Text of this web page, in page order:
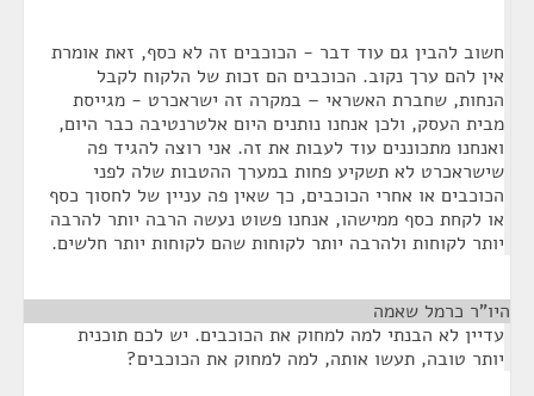
חשוב להבין גם עוד דבר - הכוכבים זה לא כסף, זאת אומרת
אין להם ערך נקוב. הכוכבים הם זכות של הלקוח לקבל
הנחות, שחברת האשראי – במקרה זה ישראכרט - מגייסת
מבית העסק, ולכן אנחנו נותנים היום אלטרנטיבה כבר היום,
ואנחנו מתכוננים עוד לעבות את זה. אני רוצה להגיד פה
שישראכרט לא תשקיע פחות במערך ההטבות שלה לפני
הכוכבים או אחרי הכוכבים, כך שאין פה עניין של לחסוך כסף
או לקחת כסף ממישהו, אנחנו פשוט נעשה הרבה יותר להרבה
יותר לקוחות ולהרבה יותר לקוחות שהם לקוחות יותר חלשים.
היו"ר כרמל שאמה
עדיין לא הבנתי למה למחוק את הכוכבים. יש לכם תוכנית
יותר טובה, תעשו אותה, למה למחוק את הכוכבים?